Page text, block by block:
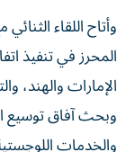
وأتاح اللقاء
المحرز في تنفيذ
وبحث آفاق توسيع